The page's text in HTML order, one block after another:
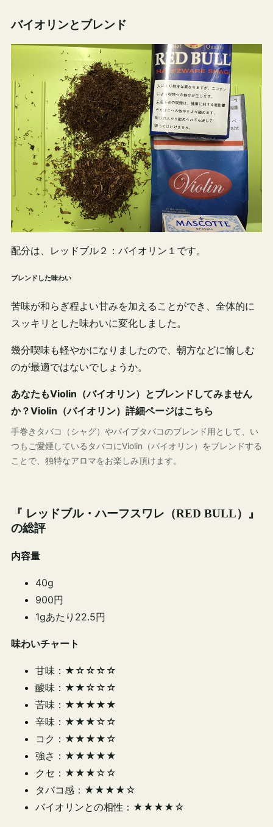
バイオリンとブレンド
配分は、レッドブル２：バイオリン１です。
ブレンドした味わい
苦味が和らぎ程よい甘みを加えることができ、全体的に
スッキリとした味わいに変化しました。
幾分喫味も軽やかになりましたので、朝方などに愉しむ
のが最適ではないでしょうか。
あなたもViolin（バイオリン）とブレンドしてみません
か？Violin（バイオリン）詳細ページはこちら
手巻きタバコ（シャグ）やパイプタバコのブレンド用として、い
つもご愛煙しているタバコにViolin（バイオリン）をブレンドする
ことで、独特なアロマをお楽しみ頂けます。
『 レッドブル・ハーフスワレ（RED BULL）』
の総評
内容量
40g
900円
1gあたり22.5円
味わいチャート
甘味：★☆☆☆☆
酸味：★★☆☆☆
苦味：★★★★★
辛味：★★★☆☆
コク：★★★★☆
強さ：★★★★★
クセ：★★★☆☆
タバコ感：★★★★☆
バイオリンとの相性：★★★★☆